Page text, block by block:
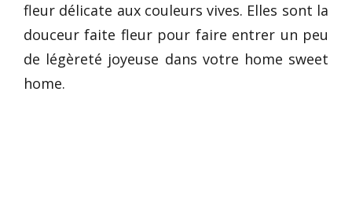
fleur délicate aux couleurs vives. Elles sont la
douceur faite fleur pour faire entrer un peu
de légèreté joyeuse dans votre home sweet
home.